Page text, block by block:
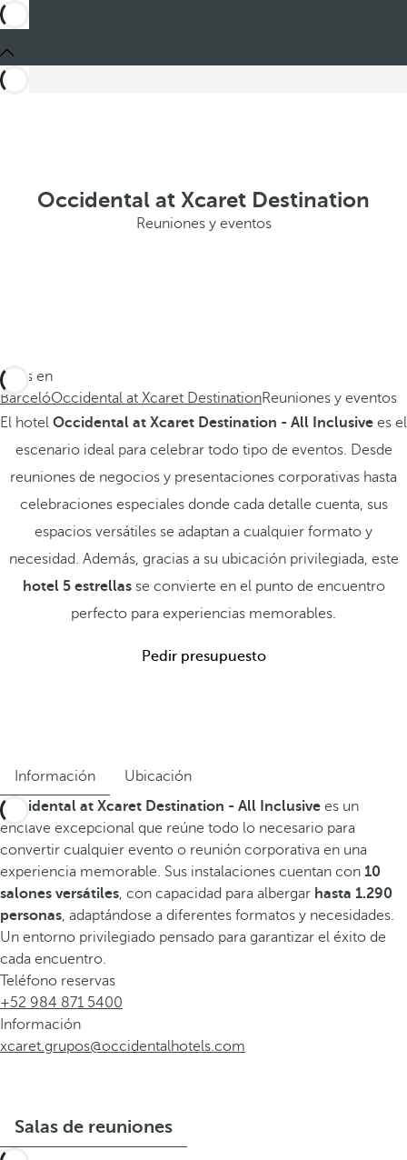
Occidental at Xcaret Destination
Reuniones y eventos
Estás en
BarcelóOccidental at Xcaret DestinationReuniones y eventos
El hotel Occidental at Xcaret Destination - All Inclusive es el
escenario ideal para celebrar todo tipo de eventos. Desde
reuniones de negocios y presentaciones corporativas hasta
celebraciones especiales donde cada detalle cuenta, sus
espacios versátiles se adaptan a cualquier formato y
necesidad. Además, gracias a su ubicación privilegiada, este
hotel 5 estrellasse convierte en el punto de encuentro
perfecto para experiencias memorables.
Pedir presupuesto
Información
Ubicación
Occidental at Xcaret Destination - All Inclusive es un
enclave excepcional que reúne todo lo necesario para
convertir cualquier evento o reunión corporativa en una
experiencia memorable. Sus instalaciones cuentan con 10
salones versátiles, con capacidad para albergar hasta 1.290
personas, adaptándose a diferentes formatos y necesidades.
Un entorno privilegiado pensado para garantizar el éxito de
cada encuentro.
Teléfono reservas
+52 984 871 5400
Información
xcaret.grupos@occidentalhotels.com
Salas de reuniones